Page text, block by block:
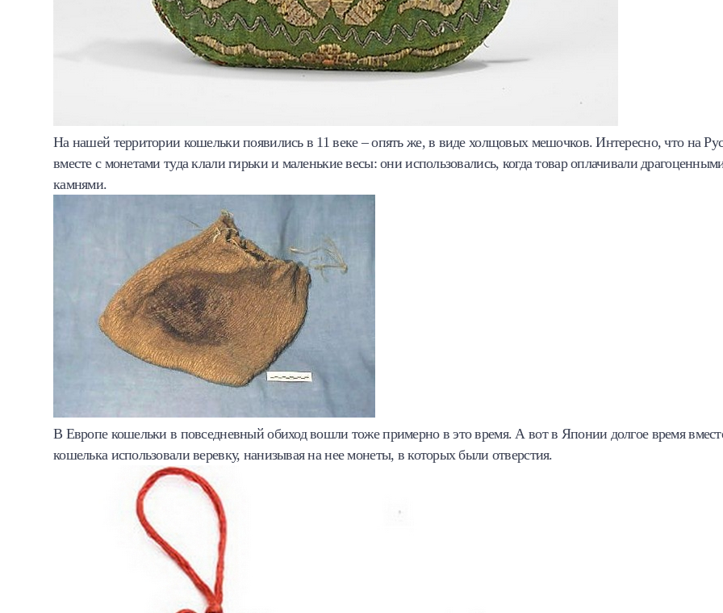
На нашей территории кошельки появились в 11 веке – опять же, в виде холщовых мешочков. Интересно, что на
вместе с монетами туда клали гирьки и маленькие весы: они использовались, когда товар оплачивали
камнями.
В Европе кошельки в повседневный обиход вошли тоже примерно в это время. А вот в Японии долгое время
кошелька использовали веревку, нанизывая на нее монеты, в которых были отверстия.